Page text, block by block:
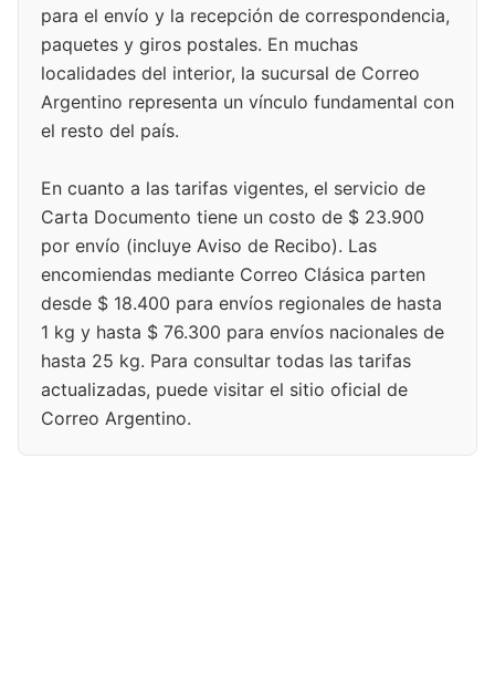
para el envío y la recepción de correspondencia,
paquetes y giros postales. En muchas
localidades del interior, la sucursal de Correo
Argentino representa un vínculo fundamental con
el resto del país.
En cuanto a las tarifas vigentes, el servicio de
Carta Documento tiene un costo de $ 23.900
por envío (incluye Aviso de Recibo). Las
encomiendas mediante Correo Clásica parten
desde $ 18.400 para envíos regionales de hasta
1 kg y hasta $ 76.300 para envíos nacionales de
hasta 25 kg. Para consultar todas las tarifas
actualizadas, puede visitar el sitio oficial de
Correo Argentino.